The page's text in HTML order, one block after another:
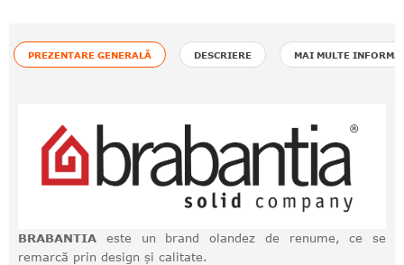
PREZENTARE GENERALĂ DESCRIERE MAI MULTE
BRABANTIA este un brand olandez de renume, ce se
remarcă prin design și calitate.